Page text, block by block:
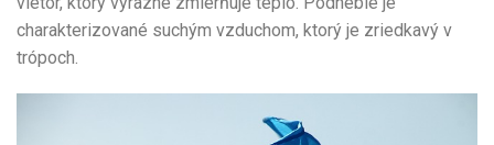
charakterizované suchým vzduchom, ktorý je zriedkavý v
trópoch.